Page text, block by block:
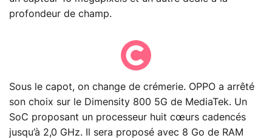
profondeur de champ.
Sous le capot, on change de crémerie. OPPO a arrêté
son choix sur le Dimensity 800 5G de MediaTek. Un
SoC proposant un processeur huit cœurs cadencés
jusqu’à 2,0 GHz. Il sera proposé avec 8 Go de RAM